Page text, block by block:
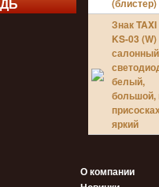
http://
http://
(блистер)
Знак
KS-03 (W)
салонный
белый,
большой,
яркий
О компании